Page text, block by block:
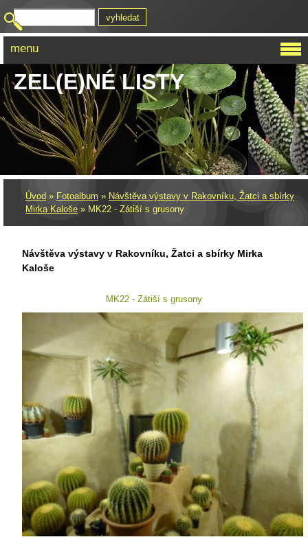
ZEL(E)NÉ LISTY
Úvod » Fotoalbum » Návštěva výstavy v Rakovníku, Žatci a sbírky
Mirka Kaloše » MK22 - Zátiší s grusony
Návštěva výstavy v Rakovníku, Žatci a sbírky Mirka
Kaloše
MK22 - Zátiší s grusony
menu